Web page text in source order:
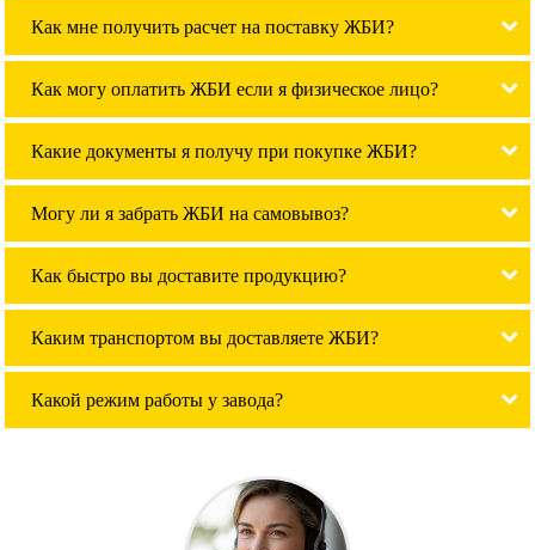
Как мне получить расчет на поставку ЖБИ?
Как могу оплатить ЖБИ если я физическое лицо?
Какие документы я получу при покупке ЖБИ?
Могу ли я забрать ЖБИ на самовывоз?
Как быстро вы доставите продукцию?
Каким транспортом вы доставляете ЖБИ?
Какой режим работы у завода?